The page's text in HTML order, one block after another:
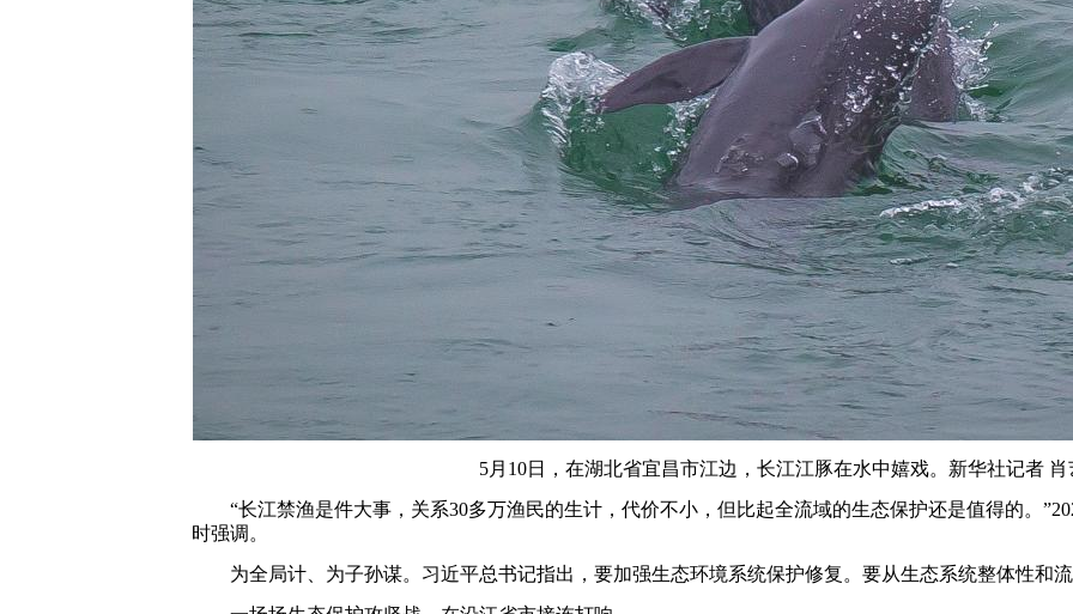
5月10日，在湖北省宜昌市江边，长江江豚在水中嬉戏。新华社记者 肖
“长江禁渔是件大事，关系30多万渔民的生计，代价不小，但比起全流域的生态保护还是值得的。
时强调。
为全局计、为子孙谋。习近平总书记指出，要加强生态环境系统保护修复。要从生态系统整体性和